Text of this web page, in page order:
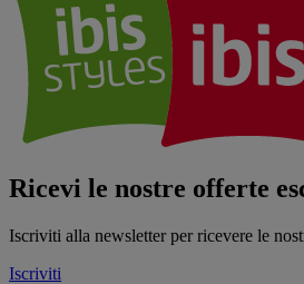
Ricevi le nostre offerte
Iscriviti alla newsletter per ricevere le
Iscriviti